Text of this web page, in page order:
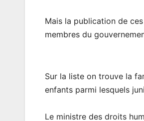
Mais la publication de
membres du
Sur la liste on trouve la
enfants parmi lesquels
Le ministre des droits